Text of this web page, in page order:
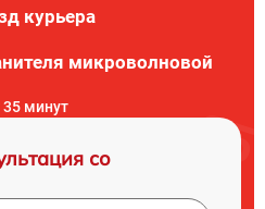
курьера
микроволновой
35 минут
со